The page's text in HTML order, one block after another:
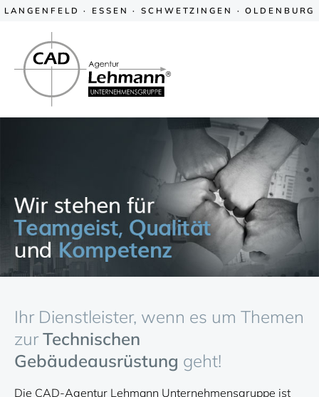
LANGENFELD · ESSEN · SCHWETZINGEN · OLDENBURG
Ihr Dienstleister, wenn es um Themen
zurTechnischen
Gebäudeausrüstung geht!
Die CAD-Agentur Lehmann Unternehmensgruppe ist